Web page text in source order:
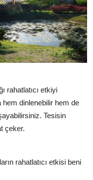
rahatlatıcı etkiyi
hem dinlenebilir hem de
Tesisin
çeker.
rahatlatıcı etkisi beni